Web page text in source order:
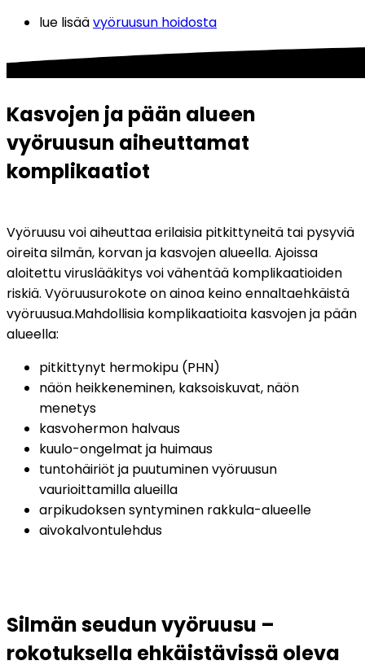
lue lisää vyöruusun hoidosta
Kasvojen ja pään alueen
vyöruusun aiheuttamat
komplikaatiot
Vyöruusu voi aiheuttaa erilaisia pitkittyneitä tai pysyviä
oireita silmän, korvan ja kasvojen alueella. Ajoissa
aloitettu viruslääkitys voi vähentää komplikaatioiden
riskiä. Vyöruusurokote on ainoa keino ennaltaehkäistä
vyöruusua.Mahdollisia komplikaatioita kasvojen ja pään
alueella:
pitkittynyt hermokipu (PHN)
näön heikkeneminen, kaksoiskuvat, näön
menetys
kasvohermon halvaus
kuulo-ongelmat ja huimaus
tuntohäiriöt ja puutuminen vyöruusun
vaurioittamilla alueilla
arpikudoksen syntyminen rakkula-alueelle
aivokalvontulehdus
Silmän seudun vyöruusu –
rokotuksella ehkäistävissä oleva